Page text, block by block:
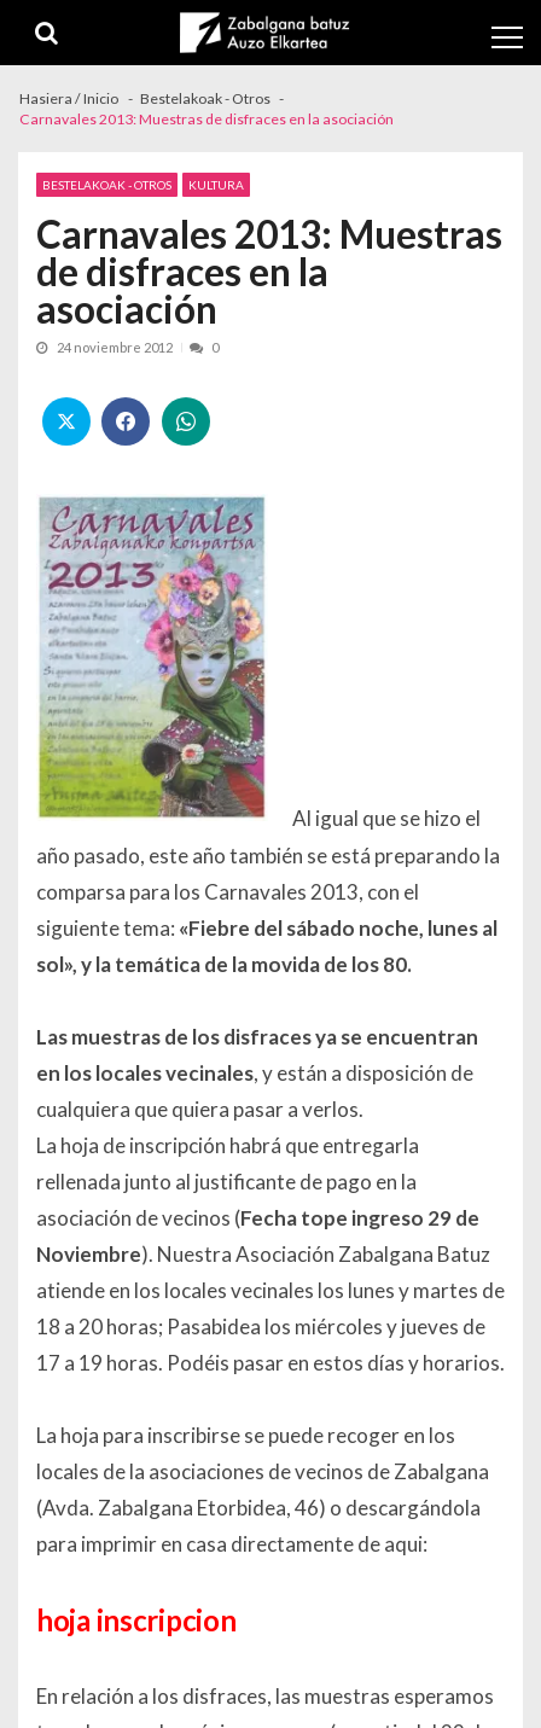
Hasiera / Inicio
Bestelakoak - Otros
Carnavales 2013: Muestras de disfraces en la asociación
BESTELAKOAK - OTROS KULTURA
Carnavales 2013: Muestras
de disfraces en la
asociación
24 noviembre 2012 0
Al igual que se hizo el
año pasado, este año también se está preparando la
comparsa para los Carnavales 2013, con el
siguiente tema: «Fiebre del sábado noche, lunes al
sol»,y la temática de lamovida de los 80.
Las muestras de los disfraces ya se encuentran
en los locales vecinales, y están a disposición de
cualquiera que quiera pasar a verlos.
La hoja de inscripción habrá que entregarla
rellenada junto al justificante de pago en la
asociación de vecinos (Fecha tope ingreso 29 de
Noviembre). Nuestra Asociación Zabalgana Batuz
atiende en los locales vecinales los lunes y martes de
18 a 20 horas; Pasabidea los miércoles y jueves de
17 a 19 horas. Podéis pasar en estos días y horarios.
La hoja para inscribirse se puede recoger en los
locales de la asociaciones de vecinos de Zabalgana
(Avda. Zabalgana Etorbidea, 46) o descargándola
para imprimir en casa directamente de aqui:
hoja inscripcion
En relación a los disfraces, las muestras esperamos